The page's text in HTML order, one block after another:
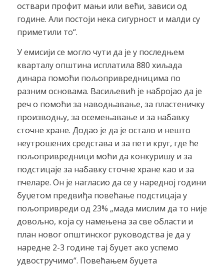
оствари профит мањи или већи, зависи од
године. Али постоји нека сигурност и малди су
приметили то“.
У емисији се могло чути да је у последњем
кварталу општина исплатила 880 хиљада
динара помоћи пољопривредницима по
разним основама. Васиљевић је набројао да је
реч о помоћи за наводњавање, за пластеничку
производњу, за осемењавање и за набавку
сточне хране. Додао је да је остало и нешто
неутрошених средстава и за пети круг, где ће
пољопривредници моћи да конкуришу и за
подстицаје за набавку сточне хране као и за
пчеларе. Он је нагласио да се у наредној години
буџетом предвиђа повећање подстицаја у
пољопривреди од 23% „мада мислим да то није
довољно, која су намењена за све области и
план новог општинског руководства је да у
наредне 2-3 године тај буџет ако успемо
удвостручимо“. Повећањем буџета